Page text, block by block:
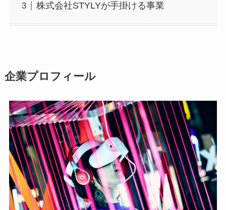
株式会社STYLYが手掛ける事業
企業プロフィール